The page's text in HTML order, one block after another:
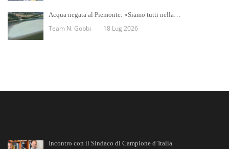
Acqua negata al Piemonte: «Siamo tutti nella…
Team N. Gobbi 18 Lug 2026
Incontro con il Sindaco di Campione d’Italia